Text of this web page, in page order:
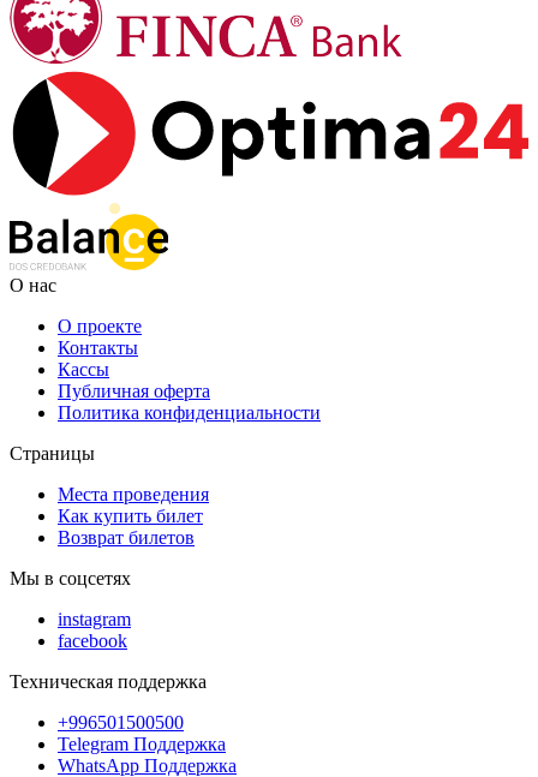
О нас
О проекте
Контакты
Кассы
Публичная оферта
Политика конфиденциальности
Страницы
Места проведения
Как купить билет
Возврат билетов
Мы в соцсетях
instagram
facebook
Техническая поддержка
+996501500500
Telegram Поддержка
WhatsApp Поддержка